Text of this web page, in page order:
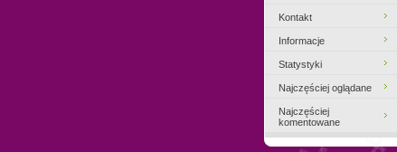
Kontakt
Informacje
Statystyki
Najczęściej oglądane
Najczęściej
komentowane